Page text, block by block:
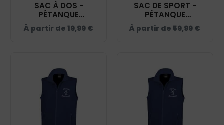
SAC À DOS -
PÉTANQUE
CASTELNAUDAISE -
NAVY - BM903
À partir de 19,99 €
SAC DE SPORT -
PÉTANQUE
CASTELNAUDAISE -
NAVY - QD70S
À partir de 59,99 €